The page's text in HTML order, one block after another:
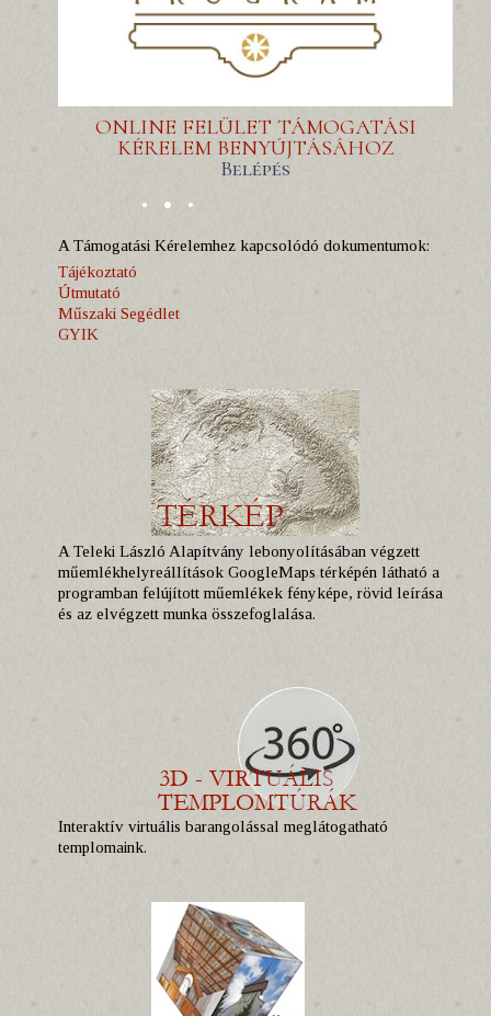
ONLINE FELÜLET TÁMOGATÁSI
KÉRELEM BENYÚJTÁSÁHOZ
Belépés
A Támogatási Kérelemhez kapcsolódó dokumentumok:
Tájékoztató
Útmutató
Műszaki Segédlet
GYIK
A Teleki László Alapítvány lebonyolításában végzett
műemlékhelyreállítások GoogleMaps térképén látható a
programban felújított műemlékek fényképe, rövid leírása
és az elvégzett munka összefoglalása.
Interaktív virtuális barangolással meglátogatható
templomaink.